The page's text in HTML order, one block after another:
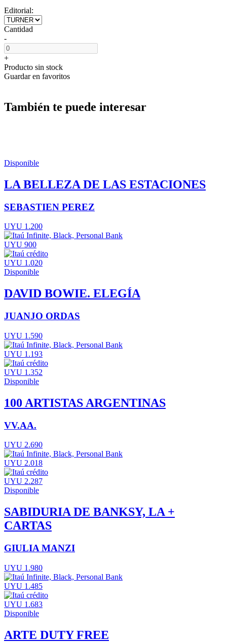
Editorial:
Cantidad
-
+
Producto sin stock
Guardar en favoritos
También te puede interesar
Disponible
LA BELLEZA DE LAS ESTACIONES
SEBASTIEN PEREZ
UYU 1.200
UYU 900
UYU 1.020
Disponible
DAVID BOWIE. ELEGÍA
JUANJO ORDAS
UYU 1.590
UYU 1.193
UYU 1.352
Disponible
100 ARTISTAS ARGENTINAS
VV.AA.
UYU 2.690
UYU 2.018
UYU 2.287
Disponible
SABIDURIA DE BANKSY, LA +
CARTAS
GIULIA MANZI
UYU 1.980
UYU 1.485
UYU 1.683
Disponible
ARTE DUTY FREE